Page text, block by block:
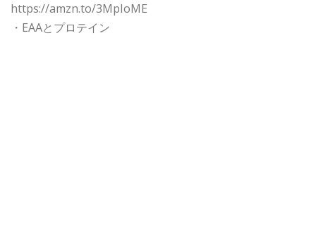
https://amzn.to/3MpIoME
・EAAとプロテイン